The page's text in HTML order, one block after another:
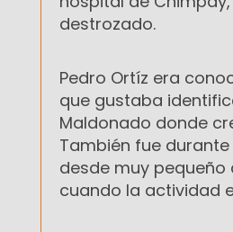
destrozado.
Pedro Ortíz era
que gustaba
Maldonado donde
También fue
desde muy
cuando la actividad